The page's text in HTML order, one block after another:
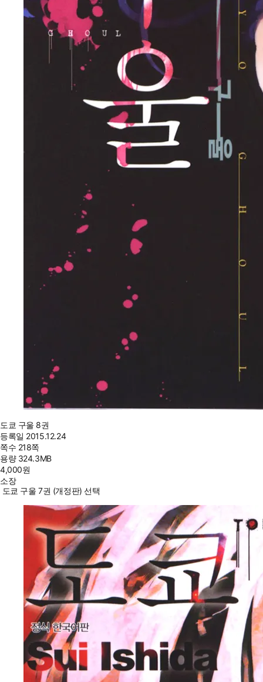
도쿄 구울 8권
등록일 2015.12.24
쪽수 218쪽
용량 324.3MB
4,000원
소장
도쿄 구울 7권 (개정판) 선택